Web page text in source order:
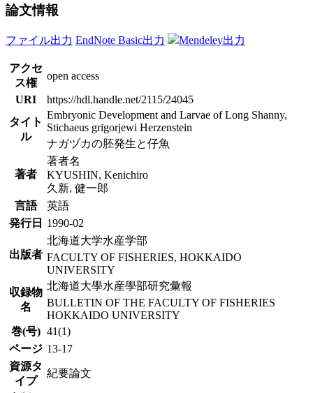
論文情報
ファイル出力 EndNote Basic出力 Mendeley出力
アクセ
ス権
open access
URI
https://hdl.handle.net/2115/24045
タイト
ル
Embryonic Development and Larvae of Long Shanny,
Stichaeus grigorjewi Herzenstein
ナガヅカの胚発生と仔魚
著者
著者名
KYUSHIN, Kenichiro
久新, 健一郎
言語
英語
発行日
1990-02
出版者
北海道大学水産学部
FACULTY OF FISHERIES, HOKKAIDO
UNIVERSITY
収録物
名
北海道大學水産學部研究彙報
BULLETIN OF THE FACULTY OF FISHERIES
HOKKAIDO UNIVERSITY
巻(号) 41(1)
ページ 13-17
資源タ
イプ
紀要論文